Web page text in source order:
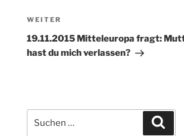
Nächster
Beitrag
WEITER
19.11.2015 Mitteleuropa fragt:
hast du mich verlassen?
nach: